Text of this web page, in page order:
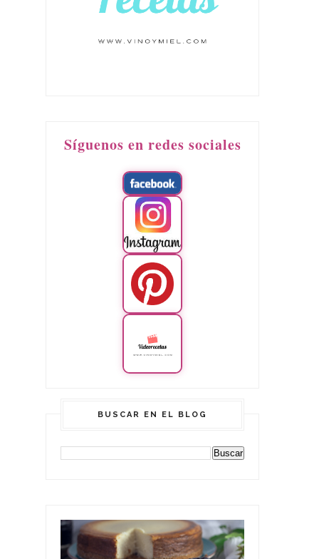
Síguenos en redes sociales
BUSCAR EN EL BLOG